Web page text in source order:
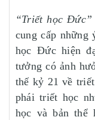
“Triết học Đức”
cung cấp những
học Đức hiện
tưởng có ảnh
thế kỷ 21 về
phái triết học
học và bản thể